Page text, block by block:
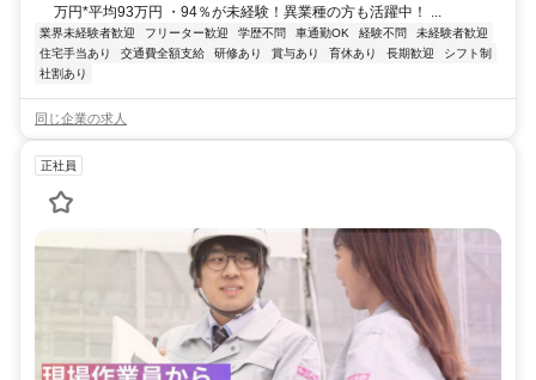
万円*平均93万円 ・94％が未経験！異業種の方も活躍中！ ...
業界未経験者歓迎 フリーター歓迎 学歴不問 車通勤OK 経験不問
未経験者歓迎
住宅手当あり
交通費全額支給 研修あり 賞与あり 育休あり 長期歓迎
シフト制
社割あり
同じ企業の求人
正社員